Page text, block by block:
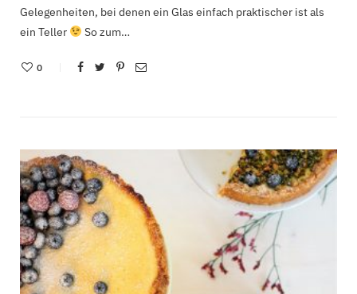
Gelegenheiten, bei denen ein Glas einfach praktischer ist als
ein Teller
So zum…
0